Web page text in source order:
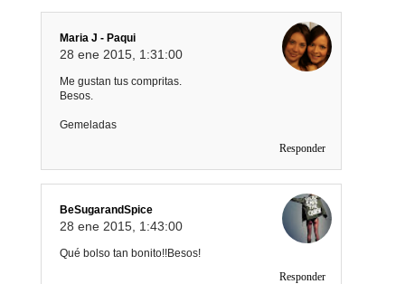
Maria J - Paqui
28 ene 2015, 1:31:00
Me gustan tus compritas.
Besos.
Gemeladas
Responder
BeSugarandSpice
28 ene 2015, 1:43:00
Qué bolso tan bonito!!Besos!
Responder